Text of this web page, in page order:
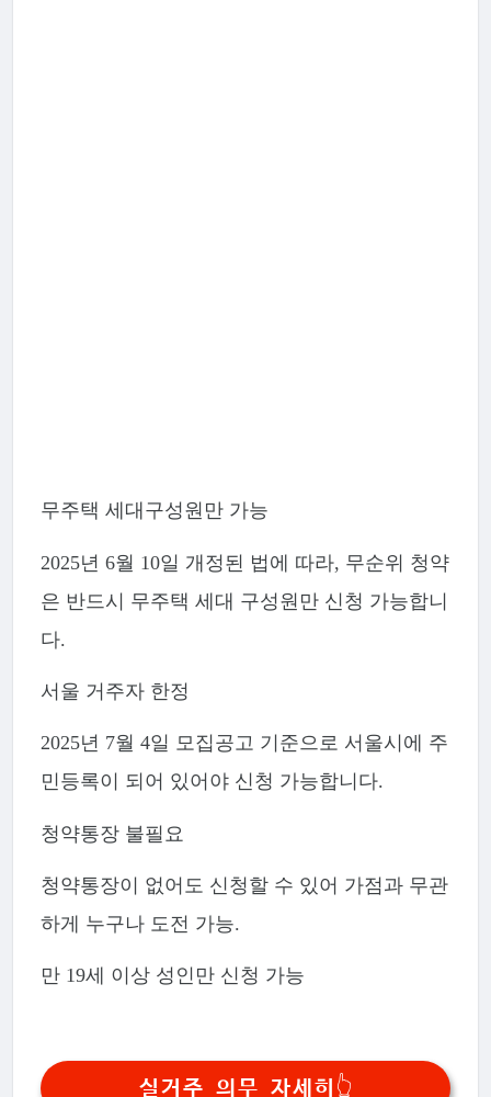
무주택 세대구성원만 가능
2025년 6월 10일 개정된 법에 따라, 무순위 청약
은 반드시 무주택 세대 구성원만 신청 가능합니
다.
서울 거주자 한정
2025년 7월 4일 모집공고 기준으로 서울시에 주
민등록이 되어 있어야 신청 가능합니다.
청약통장 불필요
청약통장이 없어도 신청할 수 있어 가점과 무관
하게 누구나 도전 가능.
만 19세 이상 성인만 신청 가능
실거주 의무 자세히👆